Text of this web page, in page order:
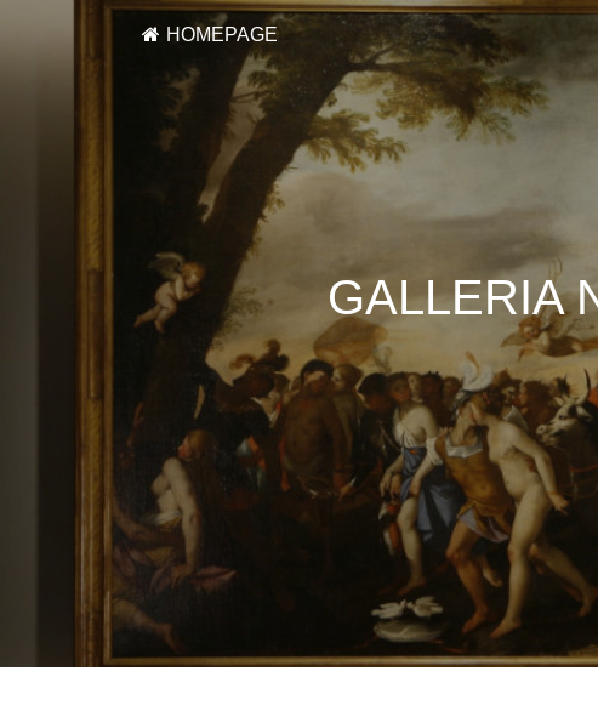
HOMEPAGE
GALLERIA